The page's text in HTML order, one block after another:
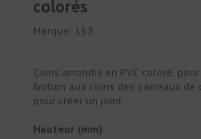
colorés
Marque: 153
Coins arrondis en PVC coloré,
finition aux coins des carreaux de
pour créer un joint.
Hauteur (mm)